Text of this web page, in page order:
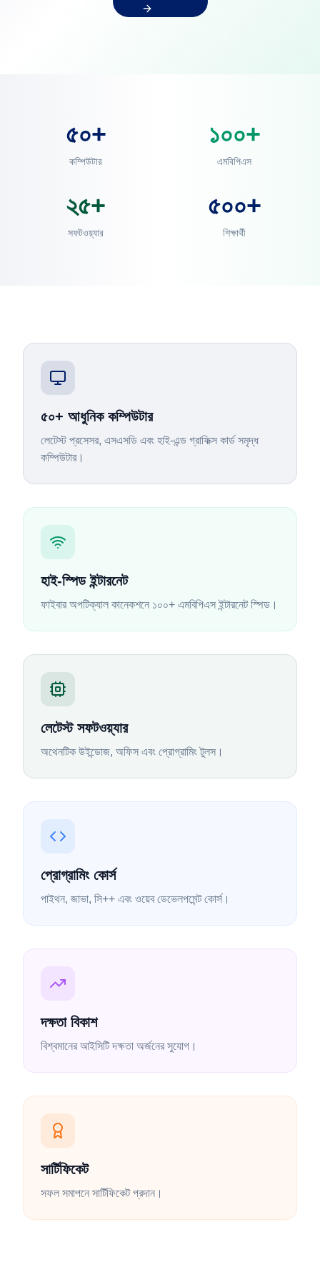
৫০+
কম্পিউটার
১০০+
এমবিপিএস
২৫+
সফটওয়্যার
৫০০+
শিক্ষার্থী
৫০+ আধুনিক কম্পিউটার
লেটেস্ট প্রসেসর, এসএসডি এবং হাই-এন্ড গ্রাফিক্স কার্ড সমৃদ্ধ
কম্পিউটার।
হাই-স্পিড ইন্টারনেট
ফাইবার অপটিক্যাল কানেকশনে ১০০+ এমবিপিএস ইন্টারনেট স্পিড।
লেটেস্ট সফটওয়্যার
অথেনটিক উইন্ডোজ, অফিস এবং প্রোগ্রামিং টুলস।
প্রোগ্রামিং কোর্স
পাইথন, জাভা, সি++ এবং ওয়েব ডেভেলপমেন্ট কোর্স।
দক্ষতা বিকাশ
বিশ্বমানের আইসিটি দক্ষতা অর্জনের সুযোগ।
সার্টিফিকেট
সফল সমাপনে সার্টিফিকেট প্রদান।